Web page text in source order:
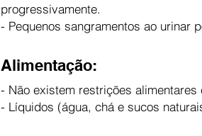
progressivamente.
- Pequenos sangramentos ao urinar
Alimentação:
- Não existem restrições
- Líquidos (água, chá e sucos